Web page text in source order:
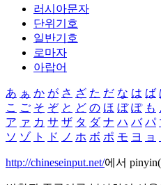
러시아문자
단위기호
일반기호
로마자
아랍어
あ ぁ か が さ ざ た だ な は ば
こ ご そ ぞ と ど の ほ ぼ ぽ も
ア ァ カ サ ザ タ ダ ナ ハ バ パ
ソ ゾ ト ド ノ ホ ボ ポ モ ヨ ョ
http://chineseinput.net/에서